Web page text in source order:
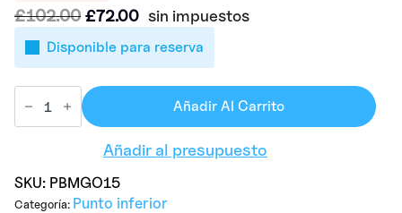
£102.00 El
precio
original
era:
£72.00El
actual
es:
£72.00.
sin impuestos
Disponible para reserva
Añadir Al Carrito
Añadir al presupuesto
SKU: PBMGO15
Categoría: Punto inferior